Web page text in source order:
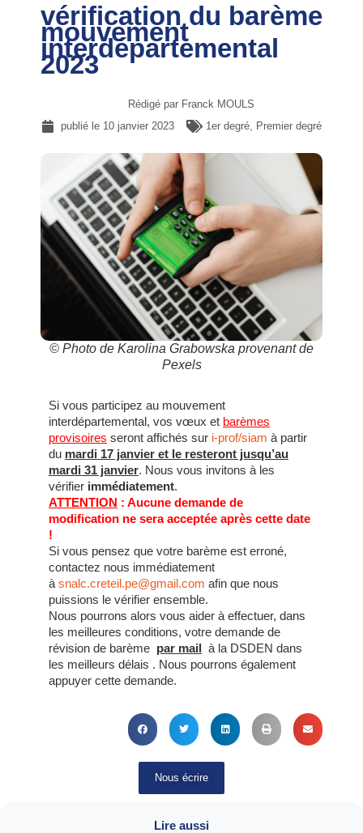
vérification du barème
mouvement
interdépartemental
2023
Rédigé par Franck MOULS
publié le 10 janvier 2023 1er degré, Premier degré
© Photo de Karolina Grabowska provenant de
Pexels
Si vous participez au mouvement
interdépartemental, vos vœux et barèmes
provisoires seront affichés sur i-prof/siam à partir
du mardi 17 janvier et le resteront jusqu’au
mardi 31 janvier. Nous vous invitons à les
vérifier immédiatement.
ATTENTION : Aucune demande de
modification ne sera acceptée après cette date
!
Si vous pensez que votre barème est erroné,
contactez nous immédiatement
à snalc.creteil.pe@gmail.com afin que nous
puissions le vérifier ensemble.
Nous pourrons alors vous aider à effectuer, dans
les meilleures conditions, votre demande de
révision de barème par mail à la DSDEN dans
les meilleurs délais . Nous pourrons également
appuyer cette demande.
Nous écrire
Lire aussi